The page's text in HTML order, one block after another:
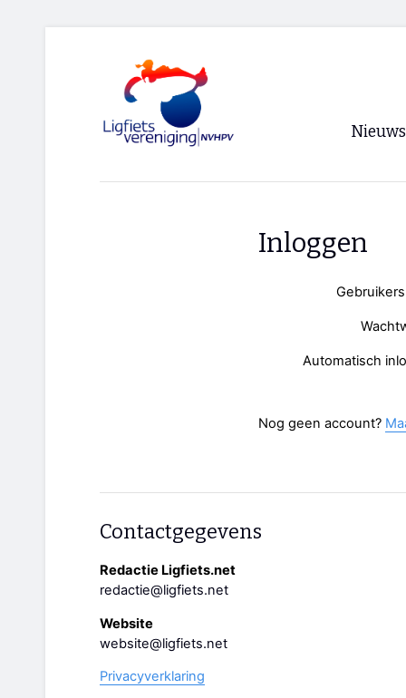
Nieuws
Inloggen
Automatisch
Nog geen account?
Contactgegevens
Redactie Ligfiets.net
redactie@ligfiets.net
Website
website@ligfiets.net
Privacyverklaring